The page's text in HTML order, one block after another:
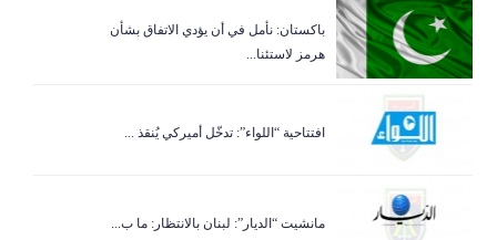
باكستان: نأمل في أن يؤدي الاتفاق بشأن
هرمز لاستئنا...
افتتاحية “اللواء”: تدخّل أميركي يُنقذ ...
مانشيت “الديار”: لبنان بالانتظار: ما ب...